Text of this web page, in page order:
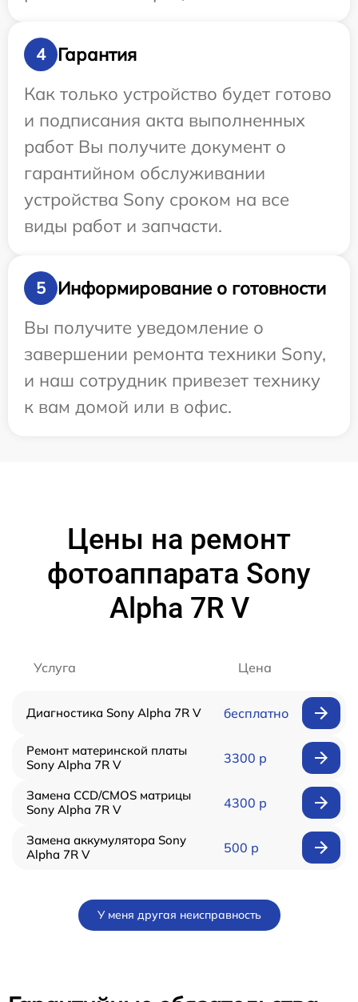
4
Гарантия
Как только устройство будет готово
и подписания акта выполненных
работ Вы получите документ о
гарантийном обслуживании
устройства Sony сроком на все
виды работ и запчасти.
5
Информирование о готовности
Вы получите уведомление о
завершении ремонта техники Sony,
и наш сотрудник привезет технику
к вам домой или в офис.
Цены на ремонт
фотоаппарата Sony
Alpha 7R V
Услуга Цена
Диагностика Sony Alpha 7R V бесплатно
Ремонт материнской платы
Sony Alpha 7R V
3300 р
Замена CCD/CMOS матрицы
Sony Alpha 7R V
4300 р
Замена аккумулятора Sony
Alpha 7R V
500 р
У меня другая неисправность